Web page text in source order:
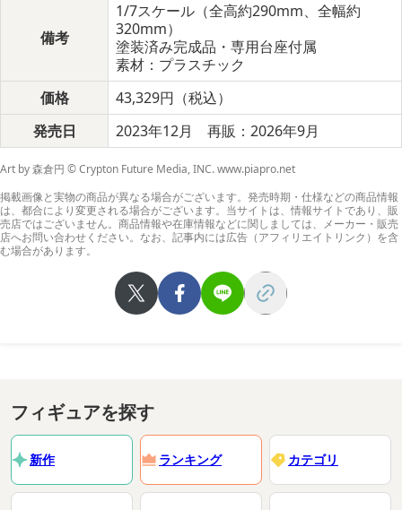
備考
1/7スケール（全高約290mm、全幅約
320mm）
塗装済み完成品・専用台座付属
素材：プラスチック
価格
43,329円（税込）
発売日
2023年12月 再販：2026年9月
Art by 森倉円 © Crypton Future Media, INC. www.piapro.net
掲載画像と実物の商品が異なる場合がございます。発売時期・仕様などの商品情報
は、都合により変更される場合がございます。当サイトは、情報サイトであり、販
売店ではございません。商品情報や在庫情報などに関しましては、メーカー・販売
店へお問い合わせください。なお、記事内には広告（アフィリエイトリンク）を含
む場合があります。
フィギュアを探す
新作 ランキング カテゴリ